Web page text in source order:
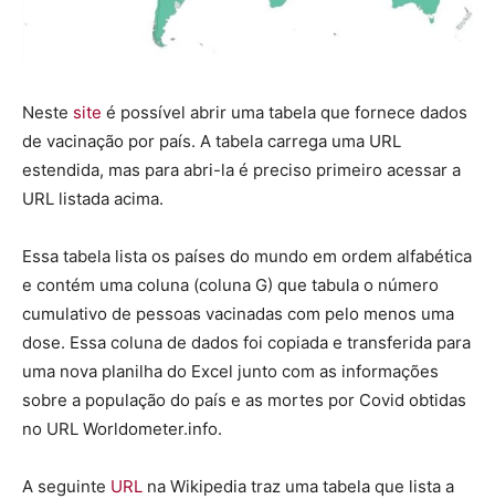
Neste site é possível abrir uma tabela que fornece dados
de vacinação por país. A tabela carrega uma URL
estendida, mas para abri-la é preciso primeiro acessar a
URL listada acima.
Essa tabela lista os países do mundo em ordem alfabética
e contém uma coluna (coluna G) que tabula o número
cumulativo de pessoas vacinadas com pelo menos uma
dose. Essa coluna de dados foi copiada e transferida para
uma nova planilha do Excel junto com as informações
sobre a população do país e as mortes por Covid obtidas
no URL Worldometer.info.
A seguinte URL na Wikipedia traz uma tabela que lista a